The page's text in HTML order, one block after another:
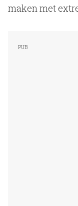
maken met